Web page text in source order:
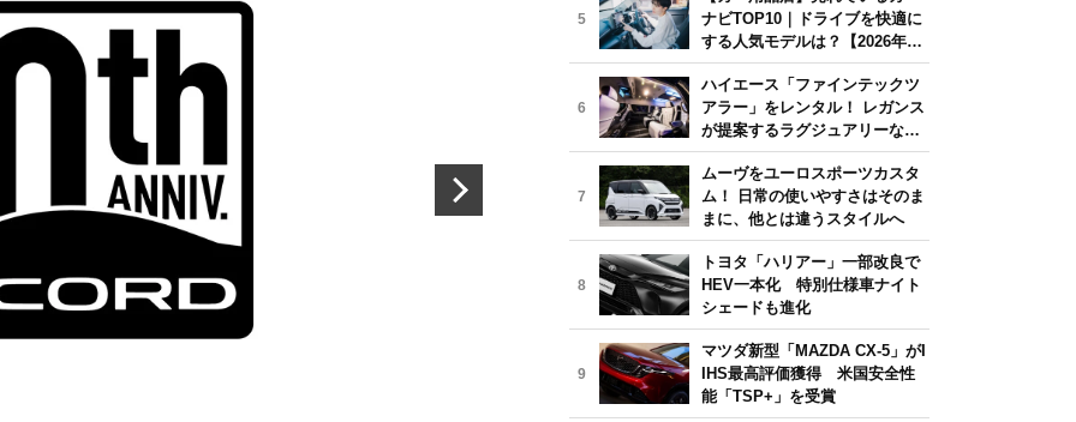
5
ナビTOP10｜ドライブを快適に
する人気モデルは？【2026年6
月版】
6
ハイエース「ファインテックツ
アラー」をレンタル！ レガンス
が提案するラグジュアリーな移
動体験
7
ムーヴをユーロスポーツカスタ
ム！ 日常の使いやすさはそのま
まに、他とは違うスタイルへ
8
トヨタ「ハリアー」一部改良で
HEV一本化 特別仕様車ナイト
シェードも進化
9
マツダ新型「MAZDA CX-5」がI
IHS最高評価獲得 米国安全性
能「TSP+」を受賞